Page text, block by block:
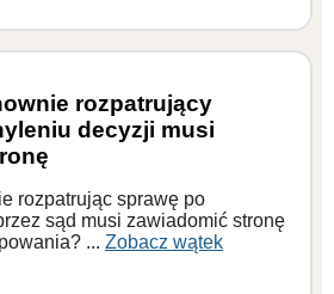
rozpatrujący
decyzji musi
rozpatrując sprawę po
sąd musi zawiadomić stronę
... Zobacz wątek